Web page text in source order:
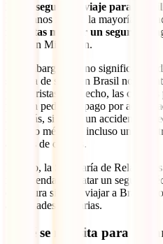
No, el seguro de viaje para
mexicanos ni para la mayoría de
necesitas mostrar un seguro al
pedir en Migración.
Sin embargo, eso no significa que
sistema de salud en Brasil no
para turistas. De hecho, las
pueden pedirte el pago por
Además, si tienes un accidente o
traslado médico o incluso una
a miles de dólares.
Por eso, la Secretaría de
recomienda contratar un seguro
cobertura si vas a viajar a Brasil.
autoridades sanitarias.
¿Qué se necesita para